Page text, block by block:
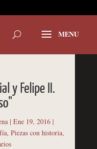
y Felipe II.
| Ene 19, 2016|
, Piezas con historia,